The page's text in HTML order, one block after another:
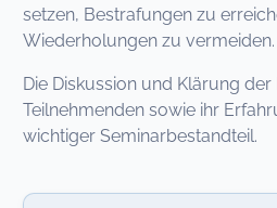
setzen, Bestrafungen zu
Wiederholungen zu vermeiden.
Die Diskussion und Klärung der
Teilnehmenden sowie ihr
wichtiger Seminarbestandteil.